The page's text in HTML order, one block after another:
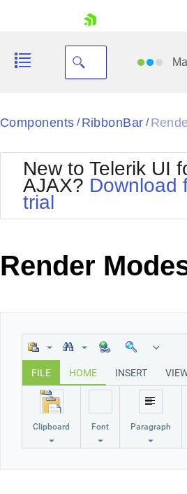
Your Account
Request Trial
Black
BlackMetroTouch
Bootstrap
Default
MetroTouch
Office2007
Office2010Black
Components / RibbonBar /
New to Telerik UI
AJAX? Download
trial
Render
FILE HOME INSERT
Clipboard Font Paragraph